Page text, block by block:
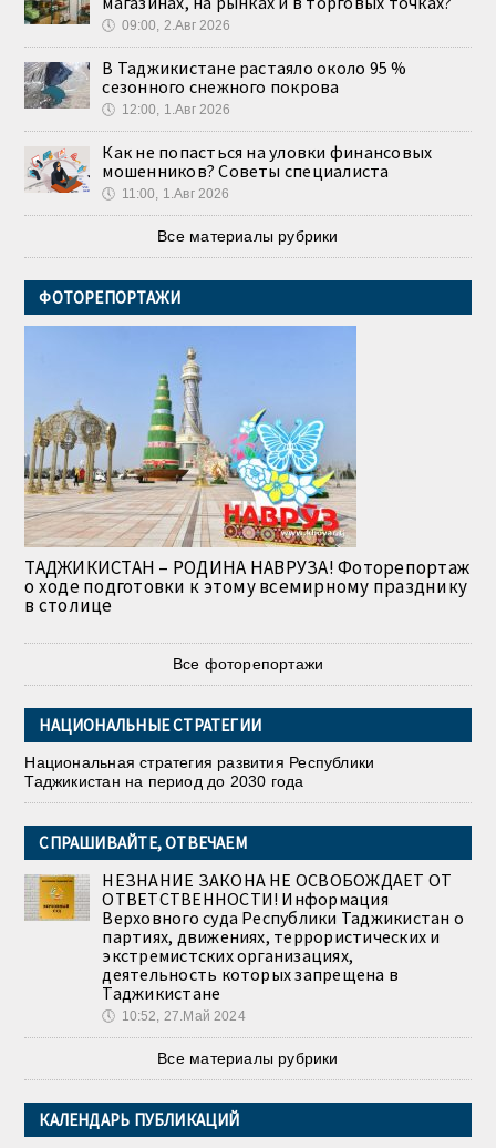
🕔 09:00, 2.Авг 2026
В Таджикистане растаяло около 95 %
сезонного снежного покрова
🕔 12:00, 1.Авг 2026
Как не попасться на уловки финансовых
мошенников? Советы специалиста
🕔 11:00, 1.Авг 2026
Все материалы рубрики
ФОТОРЕПОРТАЖИ
ТАДЖИКИСТАН – РОДИНА НАВРУЗА! Фоторепортаж
о ходе подготовки к этому всемирному празднику
в столице
Все фоторепортажи
НАЦИОНАЛЬНЫЕ СТРАТЕГИИ
Национальная стратегия развития Республики
Таджикистан на период до 2030 года
СПРАШИВАЙТЕ, ОТВЕЧАЕМ
НЕЗНАНИЕ ЗАКОНА НЕ ОСВОБОЖДАЕТ ОТ
ОТВЕТСТВЕННОСТИ! Информация
Верховного суда Республики Таджикистан о
партиях, движениях, террористических и
экстремистских организациях,
деятельность которых запрещена в
Таджикистане
🕔 10:52, 27.Май 2024
Все материалы рубрики
КАЛЕНДАРЬ ПУБЛИКАЦИЙ